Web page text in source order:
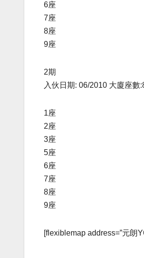
6座
7座
8座
9座
2期
入伙日期: 06/2010 大廈座數
1座
2座
3座
5座
6座
7座
8座
9座
[flexiblemap address=”元朗